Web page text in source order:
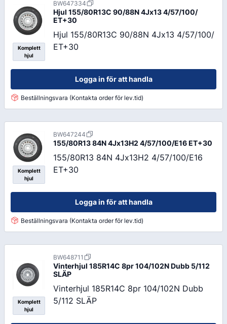
Komplett
hjul
BW647334
Hjul 155/80R13C 90/88N 4Jx13 4/57/100/
ET+30
Hjul 155/80R13C 90/88N 4Jx13 4/57/100/
ET+30
Logga in för att handla
Beställningsvara (Kontakta order för lev.tid)
Komplett
hjul
BW647244
155/80R13 84N 4Jx13H2 4/57/100/E16 ET+30
155/80R13 84N 4Jx13H2 4/57/100/E16
ET+30
Logga in för att handla
Beställningsvara (Kontakta order för lev.tid)
Komplett
hjul
BW648711
Vinterhjul 185R14C 8pr 104/102N Dubb 5/112
SLÄP
Vinterhjul 185R14C 8pr 104/102N Dubb
5/112 SLÄP